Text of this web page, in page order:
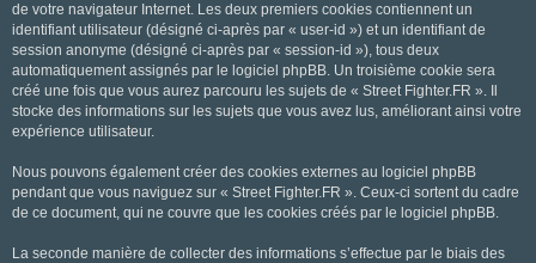
de votre navigateur Internet. Les deux premiers cookies contiennent un
identifiant utilisateur (désigné ci-après par « user-id ») et un identifiant de
session anonyme (désigné ci-après par « session-id »), tous deux
automatiquement assignés par le logiciel phpBB. Un troisième cookie sera
créé une fois que vous aurez parcouru les sujets de « Street Fighter.FR ». Il
stocke des informations sur les sujets que vous avez lus, améliorant ainsi votre
expérience utilisateur.
Nous pouvons également créer des cookies externes au logiciel phpBB
pendant que vous naviguez sur « Street Fighter.FR ». Ceux-ci sortent du cadre
de ce document, qui ne couvre que les cookies créés par le logiciel phpBB.
La seconde manière de collecter des informations s’effectue par le biais des